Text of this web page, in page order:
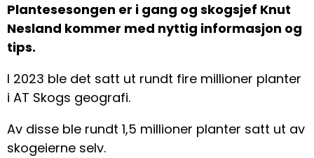
Plantesesongen er i gang og skogsjef Knut
Nesland kommer med nyttig informasjon og
tips.
I 2023 ble det satt ut rundt fire millioner planter
i AT Skogs geografi.
Av disse ble rundt 1,5 millioner planter satt ut av
skogeierne selv.